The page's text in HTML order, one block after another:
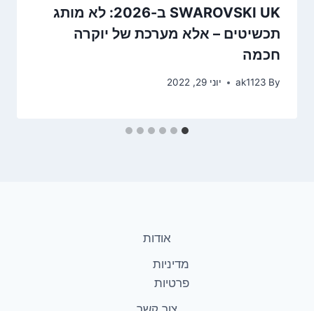
SWAROVSKI UK ב-2026: לא מותג
תכשיטים – אלא מערכת של יוקרה
חכמה
By
ak1123 יוני 29, 2022
אודות
מדיניות
פרטיות